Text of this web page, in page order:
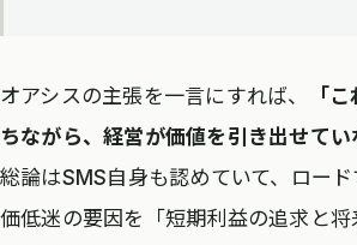
オアシスの主張を一言にすれば、
「
ちながら、経営が価値を引き出せてい
総論はSMS自身も認めていて、ロー
価低迷の要因を「短期利益の追求と将